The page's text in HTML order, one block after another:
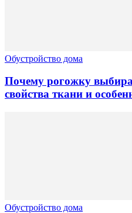
Обустройство дома
Почему рогожку
свойства ткани и
Обустройство дома